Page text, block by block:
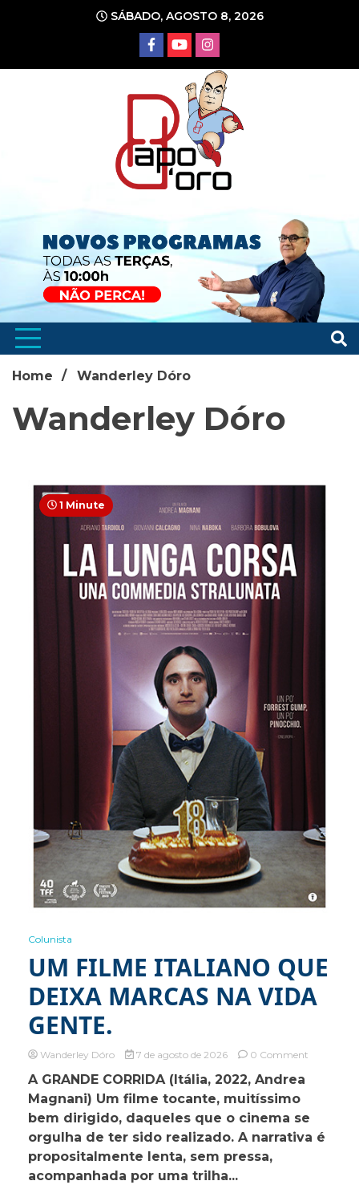
conteúdo
SÁBADO, AGOSTO 8, 2026
Home Wanderley Dóro
Wanderley Dóro
1 Minute
Colunista
UM FILME ITALIANO QUE
DEIXA MARCAS NA VIDA
GENTE.
Wanderley Dóro 7 de agosto de 2026 0 Commenton
DEIXA
MARCAS
A GRANDE CORRIDA (Itália, 2022, Andrea
Magnani) Um filme tocante, muitíssimo
bem dirigido, daqueles que o cinema se
orgulha de ter sido realizado. A narrativa é
propositalmente lenta, sem pressa,
acompanhada por uma trilha...